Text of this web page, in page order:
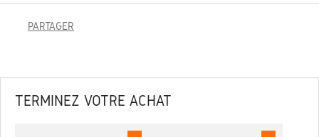
PARTAGER
TERMINEZ VOTRE ACHAT